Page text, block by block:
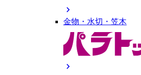
chevron_right
金物・水切・笠木
chevron_right